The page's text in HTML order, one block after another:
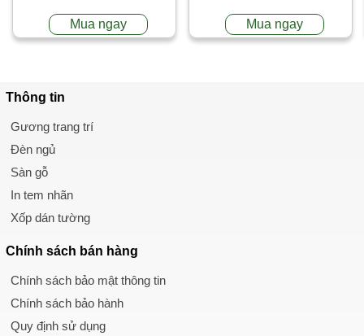
Mua ngay Mua ngay
Thông tin
Gương trang trí
Đèn ngủ
Sàn gỗ
In tem nhãn
Xốp dán tường
Chính sách bán hàng
Chính sách bảo mật thông tin
Chính sách bảo hành
Quy định sử dụng